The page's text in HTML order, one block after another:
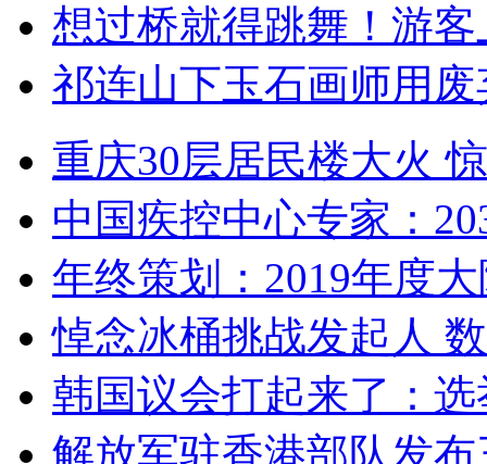
想过桥就得跳舞！游客
祁连山下玉石画师用
重庆30层居民楼大火
中国疾控中心专家：
年终策划：2019年度
悼念冰桶挑战发起人
韩国议会打起来了：
解放军驻香港部队发